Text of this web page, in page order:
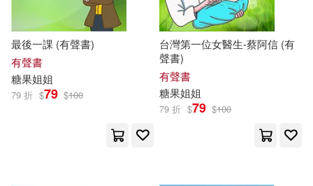
最後一課 (有聲書)
有聲書
糖果姐姐
79 折 $79 $100
台灣第一位女醫生-蔡阿信 (有
聲書)
有聲書
糖果姐姐
79 折 $79 $100